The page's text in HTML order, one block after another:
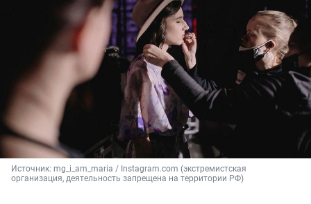
Источник: mg_i_am_maria / Instagram.com (экстремистская
организация, деятельность запрещена на территории РФ)